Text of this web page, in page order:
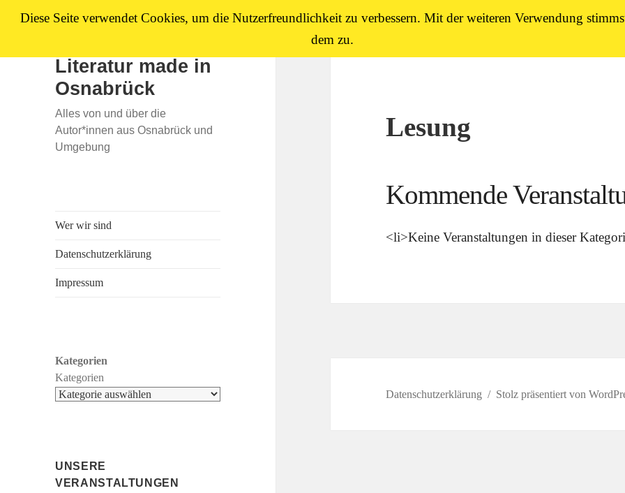
Literatur made in
Osnabrück
Alles von und über die
Autor*innen aus Osnabrück und
Umgebung
Wer wir sind
Datenschutzerklärung
Impressum
Kategorien
Kategorien
UNSERE
VERANSTALTUNGEN
Lesung
Kommende
<li>Keine Veranstaltungen in dieser
Datenschutzerklärung Stolz präsentiert von
Diese Seite verwendet Cookies, um die Nutzerfreundlichkeit zu verbessern. Mit der weiteren Verwendung
dem zu.